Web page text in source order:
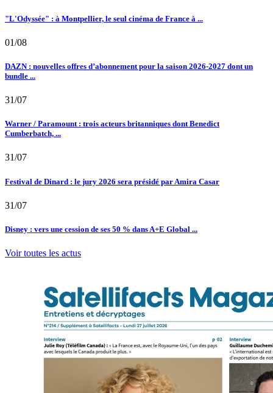
"L'Odyssée" : à Montpellier, le seul cinéma de France à ...
01/08
DAZN : nouvelles offres d’abonnement pour la saison 2026-2027 dont un
bundle ...
31/07
Warner / Paramount : trois acteurs britanniques dont Benedict
Cumberbatch, ...
31/07
Festival de Dinard : le jury 2026 sera présidé par Amira Casar
31/07
Disney : vers une cession de ses 50 % dans A+E Global ...
Voir toutes les actus